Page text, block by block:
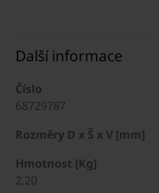
Další informace
Číslo
68729787
Rozměry D x Š x V [mm]
Hmotnost [Kg]
2,20